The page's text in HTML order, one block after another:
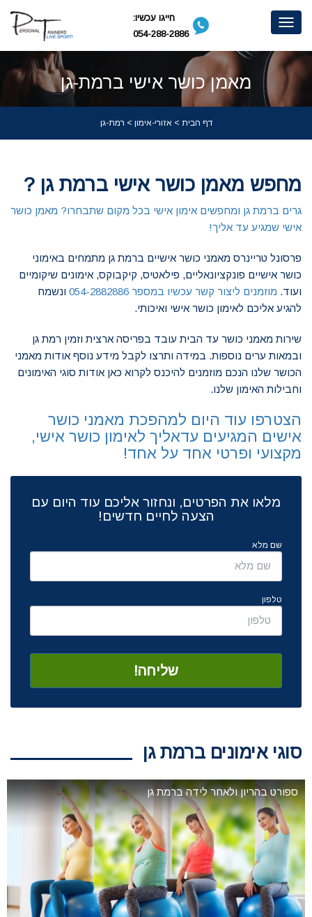
Toggle
navigation
חייגו עכשיו:
054-288-2886
מאמן כושר אישי ברמת-גן
דף הבית > אזורי-אימון > רמת-גן
מחפש מאמן כושר אישי ברמת גן ?
גרים ברמת גן ומחפשים אימון אישי בכל מקום שתבחרו? מאמן כושר
אישי שמגיע עד אליך!
פרסונל טריינרס מאמני כושר אישיים ברמת גן מתמחים באימוני
כושר אישיים פונקציונאליים, פילאטיס, קיקבוקס, אימונים שיקומיים
ועוד. מוזמנים ליצור קשר עכשיו במספר 054-2882886
ונשמח
להגיע אליכם לאימון כושר אישי ואיכותי.
שירות מאמני כושר עד הבית עובד בפריסה ארצית וזמין רמת גן
ובמאות ערים נוספות. במידה ותרצו לקבל מידע נוסף אודות מאמני
הכושר שלנו הנכם מוזמנים להיכנס לקרוא כאן אודות סוגי האימונים
וחבילות האימון שלנו.
הצטרפו עוד היום למהפכת מאמני כושר
אישים המגיעים עדאליך לאימון כושר אישי,
מקצועי ופרטי אחד על אחד!
מלאו את הפרטים, ונחזור אליכם עוד היום עם
הצעה לחיים חדשים!
שם מלא
טלפון
סוגי אימונים ברמת גן
ספורט בהריון ולאחר לידה ברמת גן